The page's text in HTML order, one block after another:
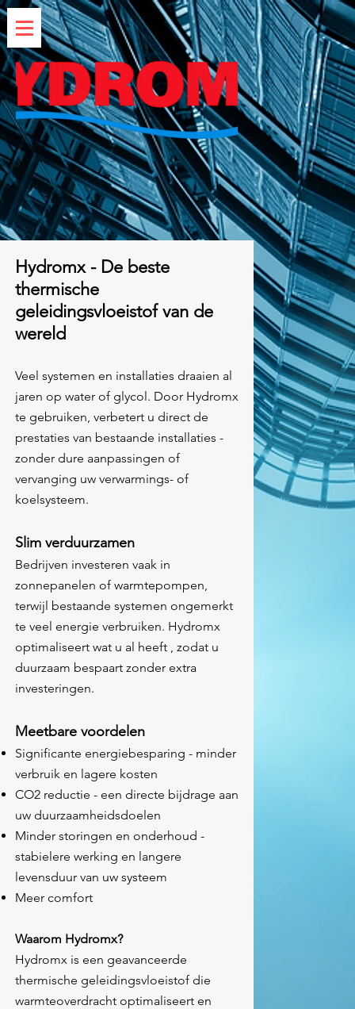
Hydromx - De beste
thermische
geleidingsvloeistof van de
wereld
Veel systemen en installaties draaien al
jaren op water of glycol. Door Hydromx
te gebruiken, verbetert u direct de
prestaties van bestaande installaties -
zonder dure aanpassingen of
vervanging uw verwarmings- of
koelsysteem.
Slim verduurzamen
Bedrijven investeren vaak in
zonnepanelen of warmtepompen,
terwijl bestaande systemen ongemerkt
te veel energie verbruiken. Hydromx
optimaliseert wat u al heeft , zodat u
duurzaam bespaart zonder extra
investeringen.
Meetbare voordelen
Significante energiebesparing - minder
verbruik en lagere kosten
CO2 reductie - een directe bijdrage aan
uw duurzaamheidsdoelen
Minder storingen en onderhoud -
stabielere werking en langere
levensduur van uw systeem
Meer comfort
Waarom Hydromx?
Hydromx is een geavanceerde
thermische geleidingsvloeistof die
warmteoverdracht optimaliseert en